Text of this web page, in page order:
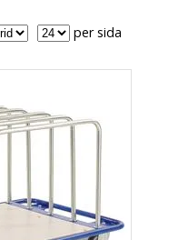
per sida
sida
Visning